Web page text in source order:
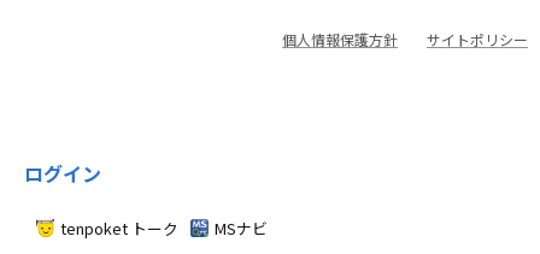
個人情報保護方針 サイトポリシー
ログイン
tenpoket トーク MSナビ